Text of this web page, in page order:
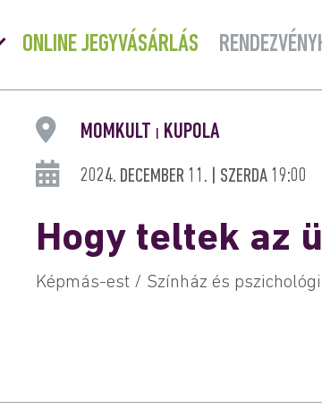
Menü
lenyitása
ONLINE JEGYVÁSÁRLÁS
MOMKULT KUPOLA
2024. DECEMBER 11. | SZERDA 19:00
Hogy teltek az
Képmás-est / Színház és